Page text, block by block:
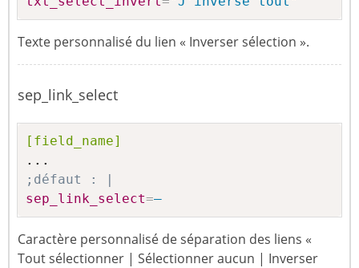
Texte personnalisé du lien « Inverser sélection ».
sep_link_select
[field_name]
;défaut : |
sep_link_select=–
Caractère personnalisé de séparation des liens «
Tout sélectionner | Sélectionner aucun | Inverser